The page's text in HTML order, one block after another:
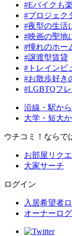
#Eバイクも
#プロジェク
#夜型の生活
#映画の聖地
#憧れのホー
#譲渡型賃貸
#トレインビ
#お散歩好き
#LGBTQフ
沿線・駅か
大学・短大
ウチコミ！ならで
お部屋リク
大家サーチ
ログイン
入居希望者
オーナーロ